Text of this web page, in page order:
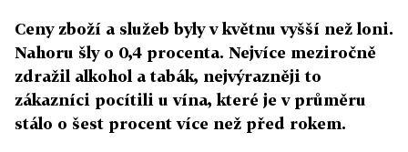
Ceny zboží a služeb byly v květnu vyšší než loni.
Nahoru šly o 0,4 procenta. Nejvíce meziročně
zdražil alkohol a tabák, nejvýrazněji to
zákazníci pocítili u vína, které je v průměru
stálo o šest procent více než před rokem.